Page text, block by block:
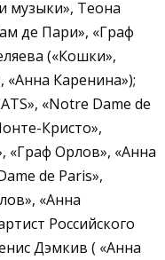
музыки», Теона
де Пари», «Граф
(«Кошки»,
«Анна Каренина»);
«Notre Dame de
Кристо»,
«Граф Орлов», «Анна
de Paris»,
«Анна
Российского
Дэмкив ( «Анна